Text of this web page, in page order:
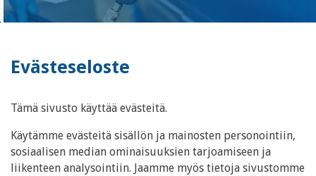
Evästeseloste
Tämä sivusto käyttää evästeitä.
Käytämme evästeitä sisällön ja mainosten personointiin,
sosiaalisen median ominaisuuksien tarjoamiseen ja
liikenteen analysointiin. Jaamme myös tietoja sivustomme